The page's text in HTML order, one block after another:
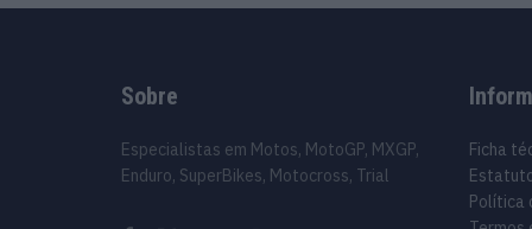
Sobre
Especialistas em Motos, MotoGP, MXGP,
Enduro, SuperBikes, Motocross, Trial
Ficha
Política